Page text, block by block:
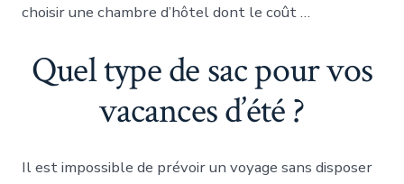
choisir une chambre d’hôtel dont le coût …
Quel type de sac pour vos
vacances d’été ?
Il est impossible de prévoir un voyage sans disposer